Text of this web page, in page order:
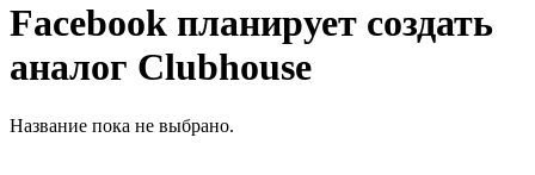
Facebook планирует создать
аналог Clubhouse
Название пока не выбрано.